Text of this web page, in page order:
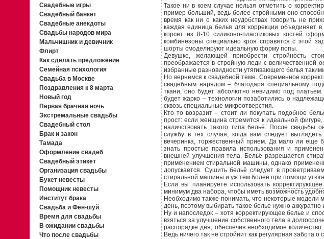
Свадебные игры
Свадебный банкет
Свадебные анекдоты
Свадьбы народов мира
Мальчишник и девичник
Флирт
Как сделать предложение
Семейная психология
Свадьба в Москве
Поздравления к 8 марта
Новый год
Первая брачная ночь
Экстремальные свадьбы
Свадебный стол
Брак и закон
Тамада
Оформление свадеб
Свадебный этикет
Организация свадьбы
Букет невесты
Помощник невесты
Институт брака
Свадьба и Фен-шуй
Время для свадьбы
В ожидании свадьбы
Что после свадьбы
Такое ни в коем случае нельзя отметить о
пример больший, ведь более стройными оно
время как ни о каких неудобствах говорить не
каждая единица белья для коррекции объединяет
корсет из 8-10 силиконо-пластиковых костей
комбинезоны специально кроя справятся с этой
шорты смоделируют идеальную форму попы.
Девушке, желающей приобрести стройность
преображается в стройную леди с величественной
избранные разновидности утягивающего белья
Но вернемся к свадебной теме. Современное
свадебным нарядом – благодаря специальному
ткани, оно будет абсолютно невидимо под
будет жарко – технологии позаботились о
сквозь специальные микроотверстия.
Кто то возразит – стоит ли покупать подобное
прост: если женщина стремится к идеальной
наличствовать такого типа бельё. После
службу в тех случая, когда вам следует
вечеринка, торжественный прием. Да мало ли еще
знать простые правила использования и
внешней улучшения тела. Бельё разрешается
применением стиральной машины, однако
допускается. Сушить бельё следует в
стиральной машины и уж тем более при помощи
Если вы планируете использовать
минимум два набора, чтобы иметь возможность
Необходимо также понимать, что некоторые модели
день, поэтому выбирать такое белье нужно
Ну и напоследок – хотя корректирующее белье и
взяться за улучшение собственного тела в
распорядке дня, обеспечив необходимое
Ведь ничего так не стройнит как регулярная забота